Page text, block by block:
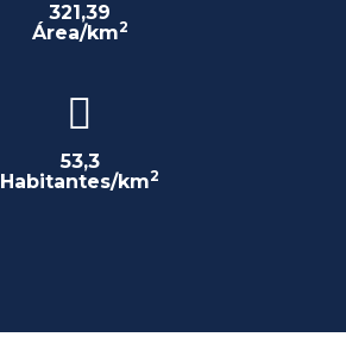
321,39
Área/km2
53,3
Habitantes/km2